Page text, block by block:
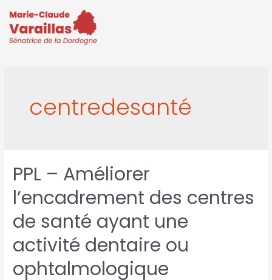
centredesanté
PPL – Améliorer
l’encadrement des centres
de santé ayant une
activité dentaire ou
ophtalmologique